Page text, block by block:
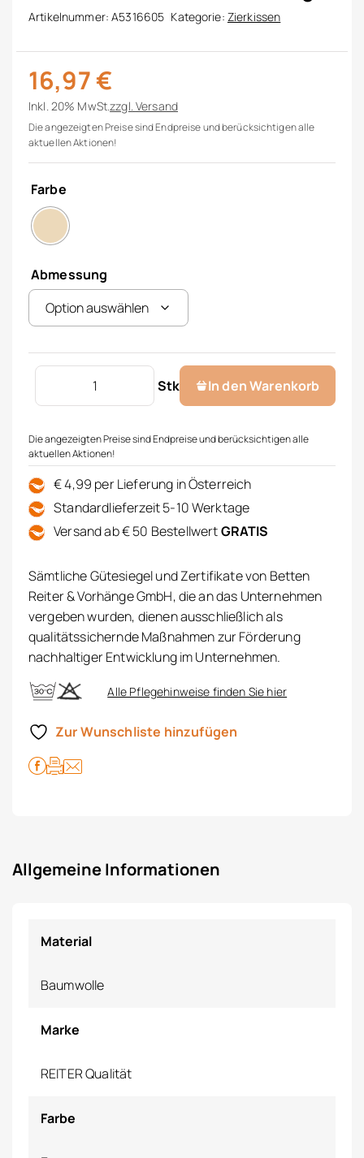
Artikelnummer:A5316605 Kategorie: Zierkissen
16,97€
Inkl. 20% MwSt.zzgl.Versand
Die angezeigten Preise sind Endpreise und berücksichtigen alle
aktuellen Aktionen!
Farbe
Abmessung
Stk
Zierkissenhülle ohne Füllung Menge
In den Warenkorb
Die angezeigten Preise sind Endpreise und berücksichtigen alle
aktuellen Aktionen!
€ 4,99 per Lieferung in Österreich
Standardlieferzeit 5-10 Werktage
Versand ab € 50 BestellwertGRATIS
Sämtliche Gütesiegel und Zertifikate von Betten
Reiter & Vorhänge GmbH, die an das Unternehmen
vergeben wurden, dienen ausschließlich als
qualitätssichernde Maßnahmen zur Förderung
nachhaltiger Entwicklung im Unternehmen.
Alle Pflegehinweise finden Sie hier
Zur Wunschliste hinzufügen
Allgemeine Informationen
Material
Baumwolle
Marke
REITER Qualität
Farbe